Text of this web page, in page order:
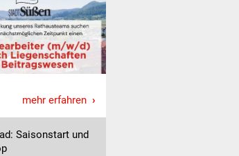
mehr erfahren
Saisonstart und